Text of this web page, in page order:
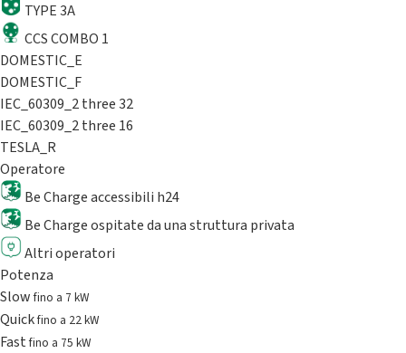
TYPE 3A
CCS COMBO 1
DOMESTIC_E
DOMESTIC_F
IEC_60309_2 three 32
IEC_60309_2 three 16
TESLA_R
Operatore
Be Charge accessibili h24
Be Charge ospitate da una struttura privata
Altri operatori
Potenza
Slowfino a 7 kW
Quickfino a 22 kW
Fastfino a 75 kW